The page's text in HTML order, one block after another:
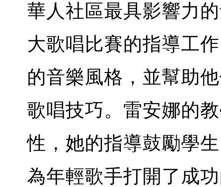
華人社區最具影響力
大歌唱比賽的指導工
的音樂風格，並幫助
歌唱技巧。雷安娜的
性，她的指導鼓勵學
為年輕歌手打開了成